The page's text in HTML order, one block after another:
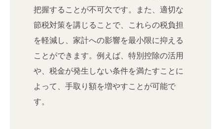
把握することが不可欠です。また、適切な
節税対策を講じることで、これらの税負担
を軽減し、家計への影響を最小限に抑える
ことができます。例えば、特別控除の活用
や、税金が発生しない条件を満たすことに
よって、手取り額を増やすことが可能で
す。